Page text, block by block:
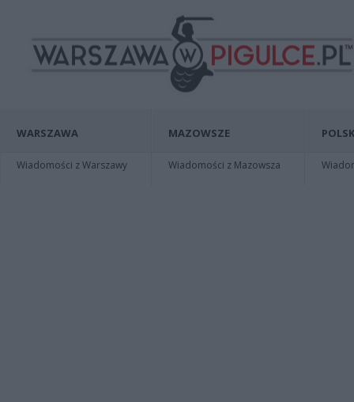
WARSZAWA
Wiadomości z Warszawy
MAZOWSZE
Wiadomości z Mazowsza